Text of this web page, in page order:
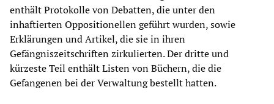
enthält Protokolle von Debatten, die unter den
inhaftierten Oppositionellen geführt wurden, sowie
Erklärungen und Artikel, die sie in ihren
Gefängniszeitschriften zirkulierten. Der dritte und
kürzeste Teil enthält Listen von Büchern, die die
Gefangenen bei der Verwaltung bestellt hatten.